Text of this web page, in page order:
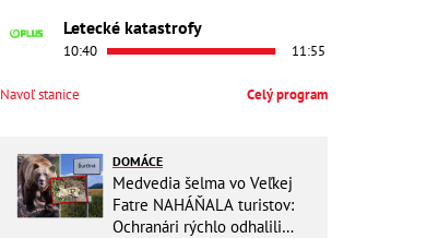
Letecké katastrofy
10:40 11:55
Navoľ stanice Celý program
DOMÁCE
Medvedia šelma vo Veľkej
Fatre NAHÁŇALA turistov:
Ochranári rýchlo odhalili